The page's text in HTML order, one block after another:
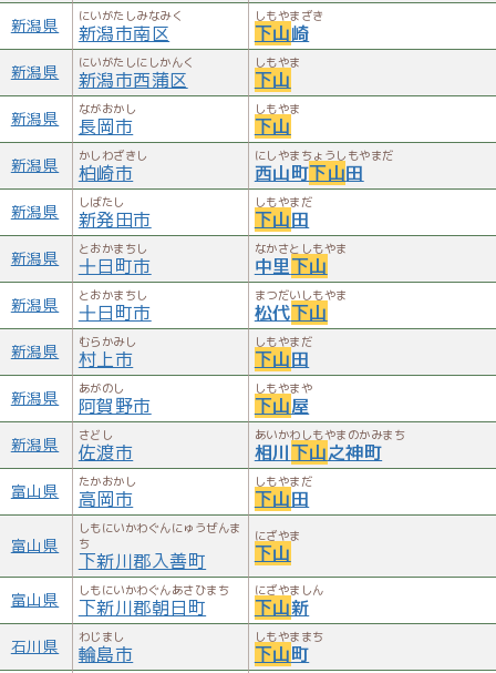
新潟県 にいがたしみなみく
新潟市南区
しもやまざき
下山崎
新潟県 にいがたしにしかんく
新潟市西蒲区
しもやま
下山
新潟県 ながおかし
長岡市
しもやま
下山
新潟県 かしわざきし
柏崎市
にしやまちょうしもやまだ
西山町下山田
新潟県 しばたし
新発田市
しもやまだ
下山田
新潟県 とおかまちし
十日町市
なかさとしもやま
中里下山
新潟県 とおかまちし
十日町市
まつだいしもやま
松代下山
新潟県 むらかみし
村上市
しもやまだ
下山田
新潟県 あがのし
阿賀野市
しもやまや
下山屋
新潟県 さどし
佐渡市
あいかわしもやまのかみまち
相川下山之神町
富山県 たかおかし
高岡市
しもやまだ
下山田
富山県
しもにいかわぐんにゅうぜんま
ち
下新川郡入善町
にざやま
下山
富山県 しもにいかわぐんあさひまち
下新川郡朝日町
にざやましん
下山新
石川県 わじまし
輪島市
しもやままち
下山町